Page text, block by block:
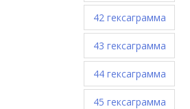
42 гексаграмма
43 гексаграмма
44 гексаграмма
45 гексаграмма